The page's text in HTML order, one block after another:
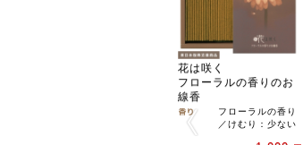
花は咲く
フローラルの香りのお
線香
フローラルの香り
／けむり：少ない